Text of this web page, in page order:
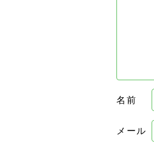
名前
メール